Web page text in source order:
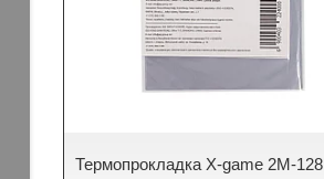
Термопрокладка X-game 2М-128